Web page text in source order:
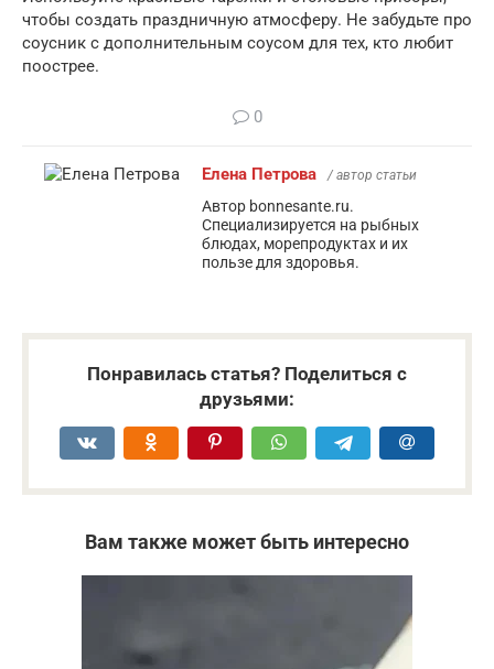
чтобы создать праздничную атмосферу. Не забудьте про
соусник с дополнительным соусом для тех, кто любит
поострее.
0
Елена Петрова / автор статьи
Автор bonnesante.ru.
Специализируется на рыбных
блюдах, морепродуктах и их
пользе для здоровья.
Понравилась статья? Поделиться с
друзьями:
Вам также может быть интересно